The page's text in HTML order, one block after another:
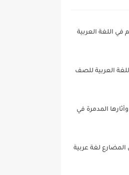
اللغة العربية
العربية للصف
المدمرة في
لغة عربية